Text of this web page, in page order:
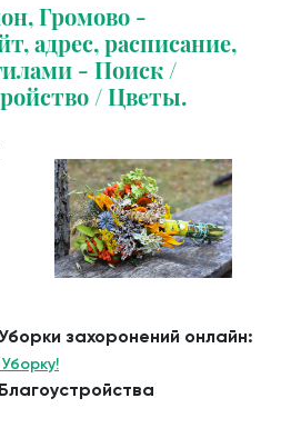
Громово -
адрес, расписание,
- Поиск /
/ Цветы.
захоронений онлайн: